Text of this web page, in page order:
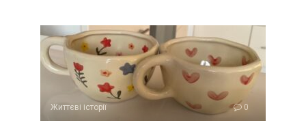
Життєві історії 0